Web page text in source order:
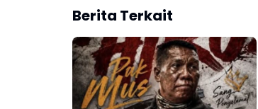
Berita Terkait